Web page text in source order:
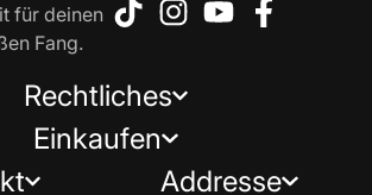
für deinen
Fang.
Rechtliches
Einkaufen
Addresse